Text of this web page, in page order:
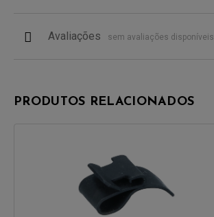
Avaliações sem avaliações disponíveis
PRODUTOS RELACIONADOS